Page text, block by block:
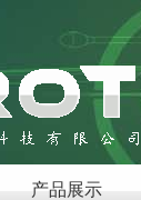
产品展示